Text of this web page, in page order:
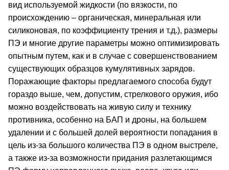
вид используемой жидкости (по вязкости, по
происхождению – органическая, минеральная или
силиконовая, по коэффициенту трения и т.д.), размеры
ПЭ и многие другие параметры можно оптимизировать
опытным путем, как и в случае с совершенствованием
существующих образцов кумулятивных зарядов.
Поражающие факторы предлагаемого способа будут
гораздо выше, чем, допустим, стрелкового оружия, ибо
можно воздействовать на живую силу и технику
противника, особенно на БАП и дроны, на большем
удалении и с большей долей вероятности попадания в
цель из-за большого количества ПЭ в одном выстреле,
а также из-за возможности придания разлетающимся